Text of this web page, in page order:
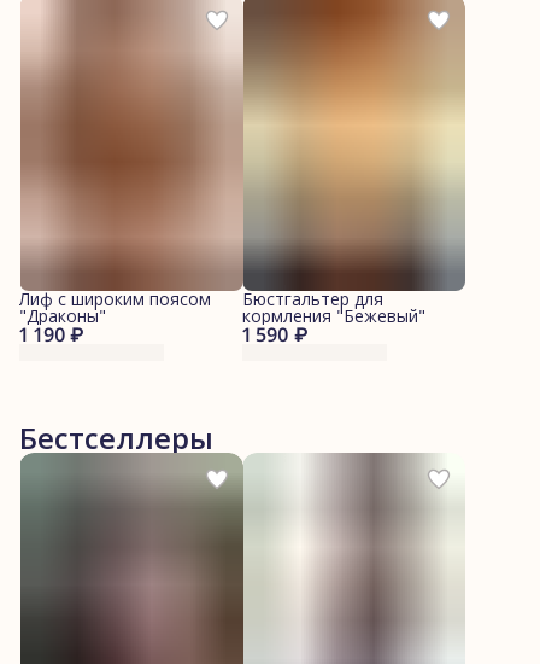
1 190 ₽
Лиф с широким поясом
"Драконы"
1 590 ₽
Бюстгальтер для
кормления "Бежевый"
Бестселлеры